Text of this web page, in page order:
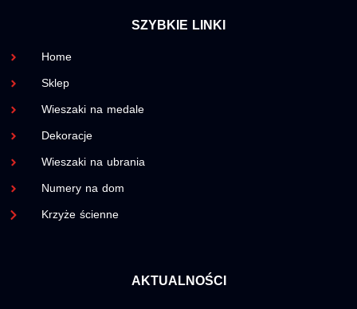
SZYBKIE LINKI
Home
Sklep
Wieszaki na medale
Dekoracje
Wieszaki na ubrania
Numery na dom
Krzyże ścienne
AKTUALNOŚCI